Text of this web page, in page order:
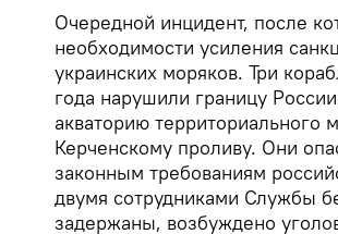
Очередной инцидент, после
необходимости усиления
украинских моряков. Три
года нарушили границу
акваторию
Керченскому проливу. Они
законным требованиям
двумя сотрудниками Службы
задержаны, возбуждено